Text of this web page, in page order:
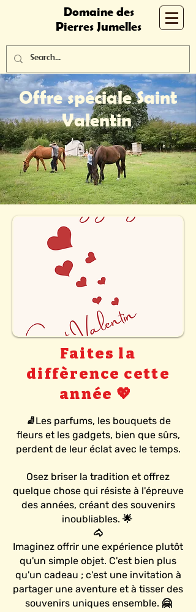
Domaine des
Pierres Jumelles
Offre spéciale Saint
Valentin
Faites la
diffèrence cette
année 💖
🧦Les parfums, les bouquets de
fleurs et les gadgets, bien que sûrs,
perdent de leur éclat avec le temps.
Osez briser la tradition et offrez
quelque chose qui résiste à l'épreuve
des années, créant des souvenirs
inoubliables. 🌟
🐴
Imaginez offrir une expérience plutôt
qu'un simple objet. C'est bien plus
qu'un cadeau ; c'est une invitation à
partager une aventure et à tisser des
souvenirs uniques ensemble. 🤗